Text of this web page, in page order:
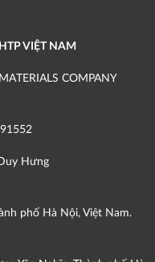
VIỆT NAM
COMPANY
Hưng
phố Hà Nội, Việt Nam.